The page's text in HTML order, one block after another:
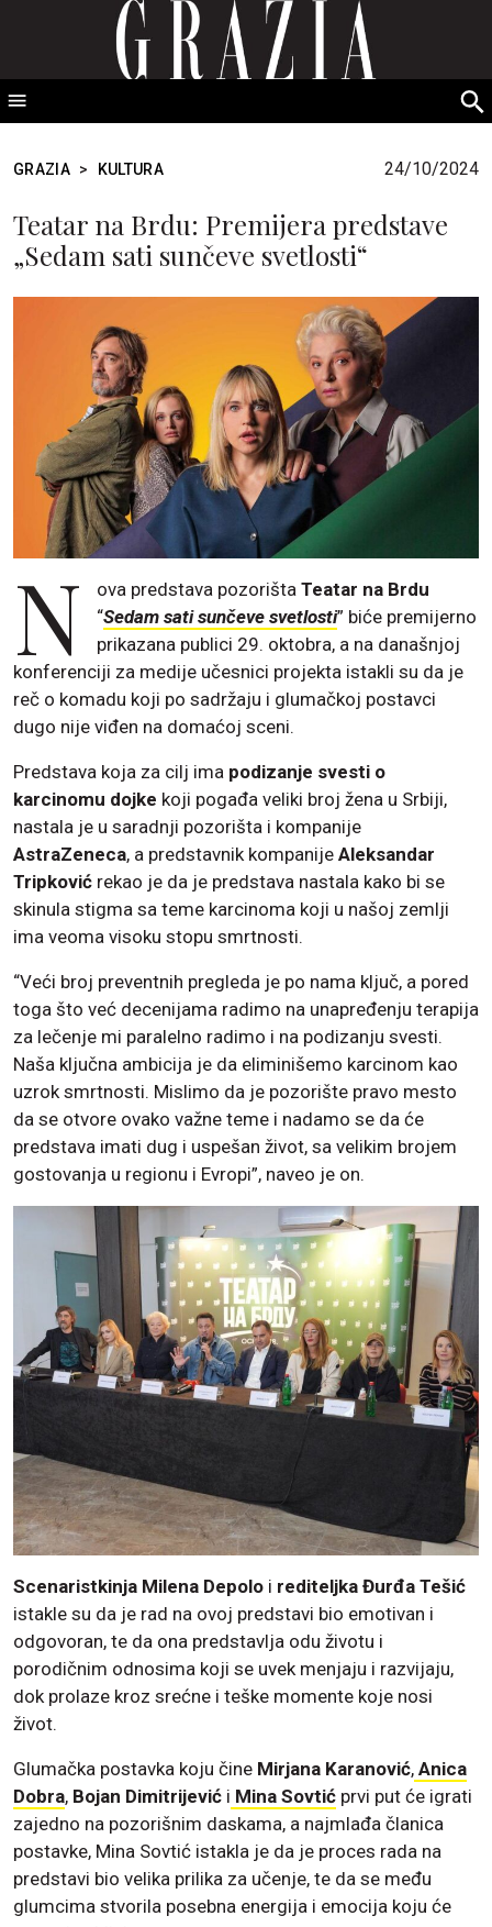
GRAZIA Srbija
GRAZIA > KULTURA 24/10/2024
Teatar na Brdu: Premijera predstave
„Sedam sati sunčeve svetlosti“
N ova predstava pozorištaTeatar na Brdu
“Sedam sati sunčeve svetlosti” biće premijerno
prikazana publici 29. oktobra, a na današnjoj
konferenciji za medije učesnici projekta istakli su da je
reč o komadu koji po sadržaju i glumačkoj postavci
dugo nije viđen na domaćoj sceni.
Predstava koja za cilj ima podizanje svesti o
karcinomu dojke koji pogađa veliki broj žena u Srbiji,
nastala je u saradnji pozorišta i kompanije
AstraZeneca, a predstavnik kompanije Aleksandar
Tripković rekao je da je predstava nastala kako bi se
skinula stigma sa teme karcinoma koji u našoj zemlji
ima veoma visoku stopu smrtnosti.
“Veći broj preventnih pregleda je po nama ključ, a pored
toga što već decenijama radimo na unapređenju terapija
za lečenje mi paralelno radimo i na podizanju svesti.
Naša ključna ambicija je da eliminišemo karcinom kao
uzrok smrtnosti. Mislimo da je pozorište pravo mesto
da se otvore ovako važne teme i nadamo se da će
predstava imati dug i uspešan život, sa velikim brojem
gostovanja u regionu i Evropi”, naveo je on.
Scenaristkinja Milena Depolo i rediteljka Đurđa Tešić
istakle su da je rad na ovoj predstavi bio emotivan i
odgovoran, te da ona predstavlja odu životu i
porodičnim odnosima koji se uvek menjaju i razvijaju,
dok prolaze kroz srećne i teške momente koje nosi
život.
Glumačka postavka koju čine Mirjana Karanović, Anica
Dobra, Bojan Dimitrijević i Mina Sovtić prvi put će igrati
zajedno na pozorišnim daskama, a najmlađa članica
postavke, Mina Sovtić istakla je da je proces rada na
predstavi bio velika prilika za učenje, te da se među
glumcima stvorila posebna energija i emocija koju će